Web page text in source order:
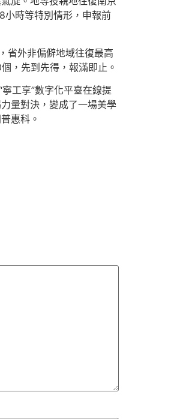
小時等特別情形，申報前
省外非偏僻地域往復最高
，先到先得，報滿即止。
工享”數字化平臺在線提
量對決，變成了一場美學
惠科。